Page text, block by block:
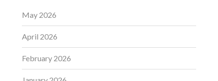
May 2026
April 2026
February 2026